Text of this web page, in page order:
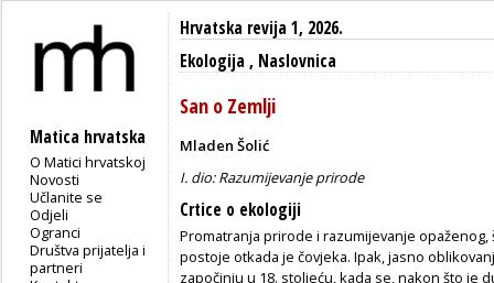
Matica hrvatska
O Matici hrvatskoj
Novosti
Učlanite se
Odjeli
Ogranci
Društva prijatelja i
partneri
Hrvatska revija 1, 2026.
Ekologija , Naslovnica
San o Zemlji
Mladen Šolić
I. dio: Razumijevanje prirode
Crtice o ekologiji
Promatranja prirode i razumijevanje
postoje otkada je čovjeka. Ipak, jasno
započinju u 18. stoljeću, kada se, nakon što je